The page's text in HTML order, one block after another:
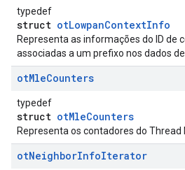
typedef
struct otLowpanContextInfo
Representa as informações do ID de
associadas a um prefixo nos dados de
otMleCounters
typedef
struct otMleCounters
Representa os contadores do Thread
otNeighborInfoIterator